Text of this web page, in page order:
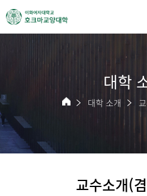
대학
대학 소개
교수소개(